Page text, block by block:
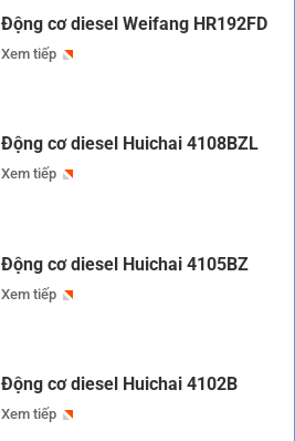
Động cơ diesel Weifang HR192FD
Xem tiếp
Động cơ diesel Huichai 4108BZL
Xem tiếp
Động cơ diesel Huichai 4105BZ
Xem tiếp
Động cơ diesel Huichai 4102B
Xem tiếp